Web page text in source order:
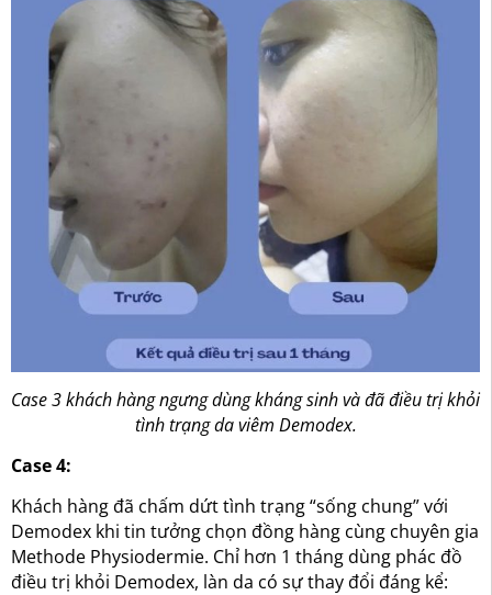
Case 3 khách hàng ngưng dùng kháng sinh và đã điều trị khỏi
tình trạng da viêm Demodex.
Case 4:
Khách hàng đã chấm dứt tình trạng “sống chung” với
Demodex khi tin tưởng chọn đồng hàng cùng chuyên gia
Methode Physiodermie. Chỉ hơn 1 tháng dùng phác đồ
điều trị khỏi Demodex, làn da có sự thay đổi đáng kể: